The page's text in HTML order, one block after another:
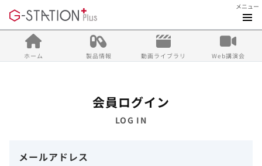
メニュー
ホーム 製品情報 動画ライブラリ Web講演会
会員ログイン
LOG IN
メールアドレス